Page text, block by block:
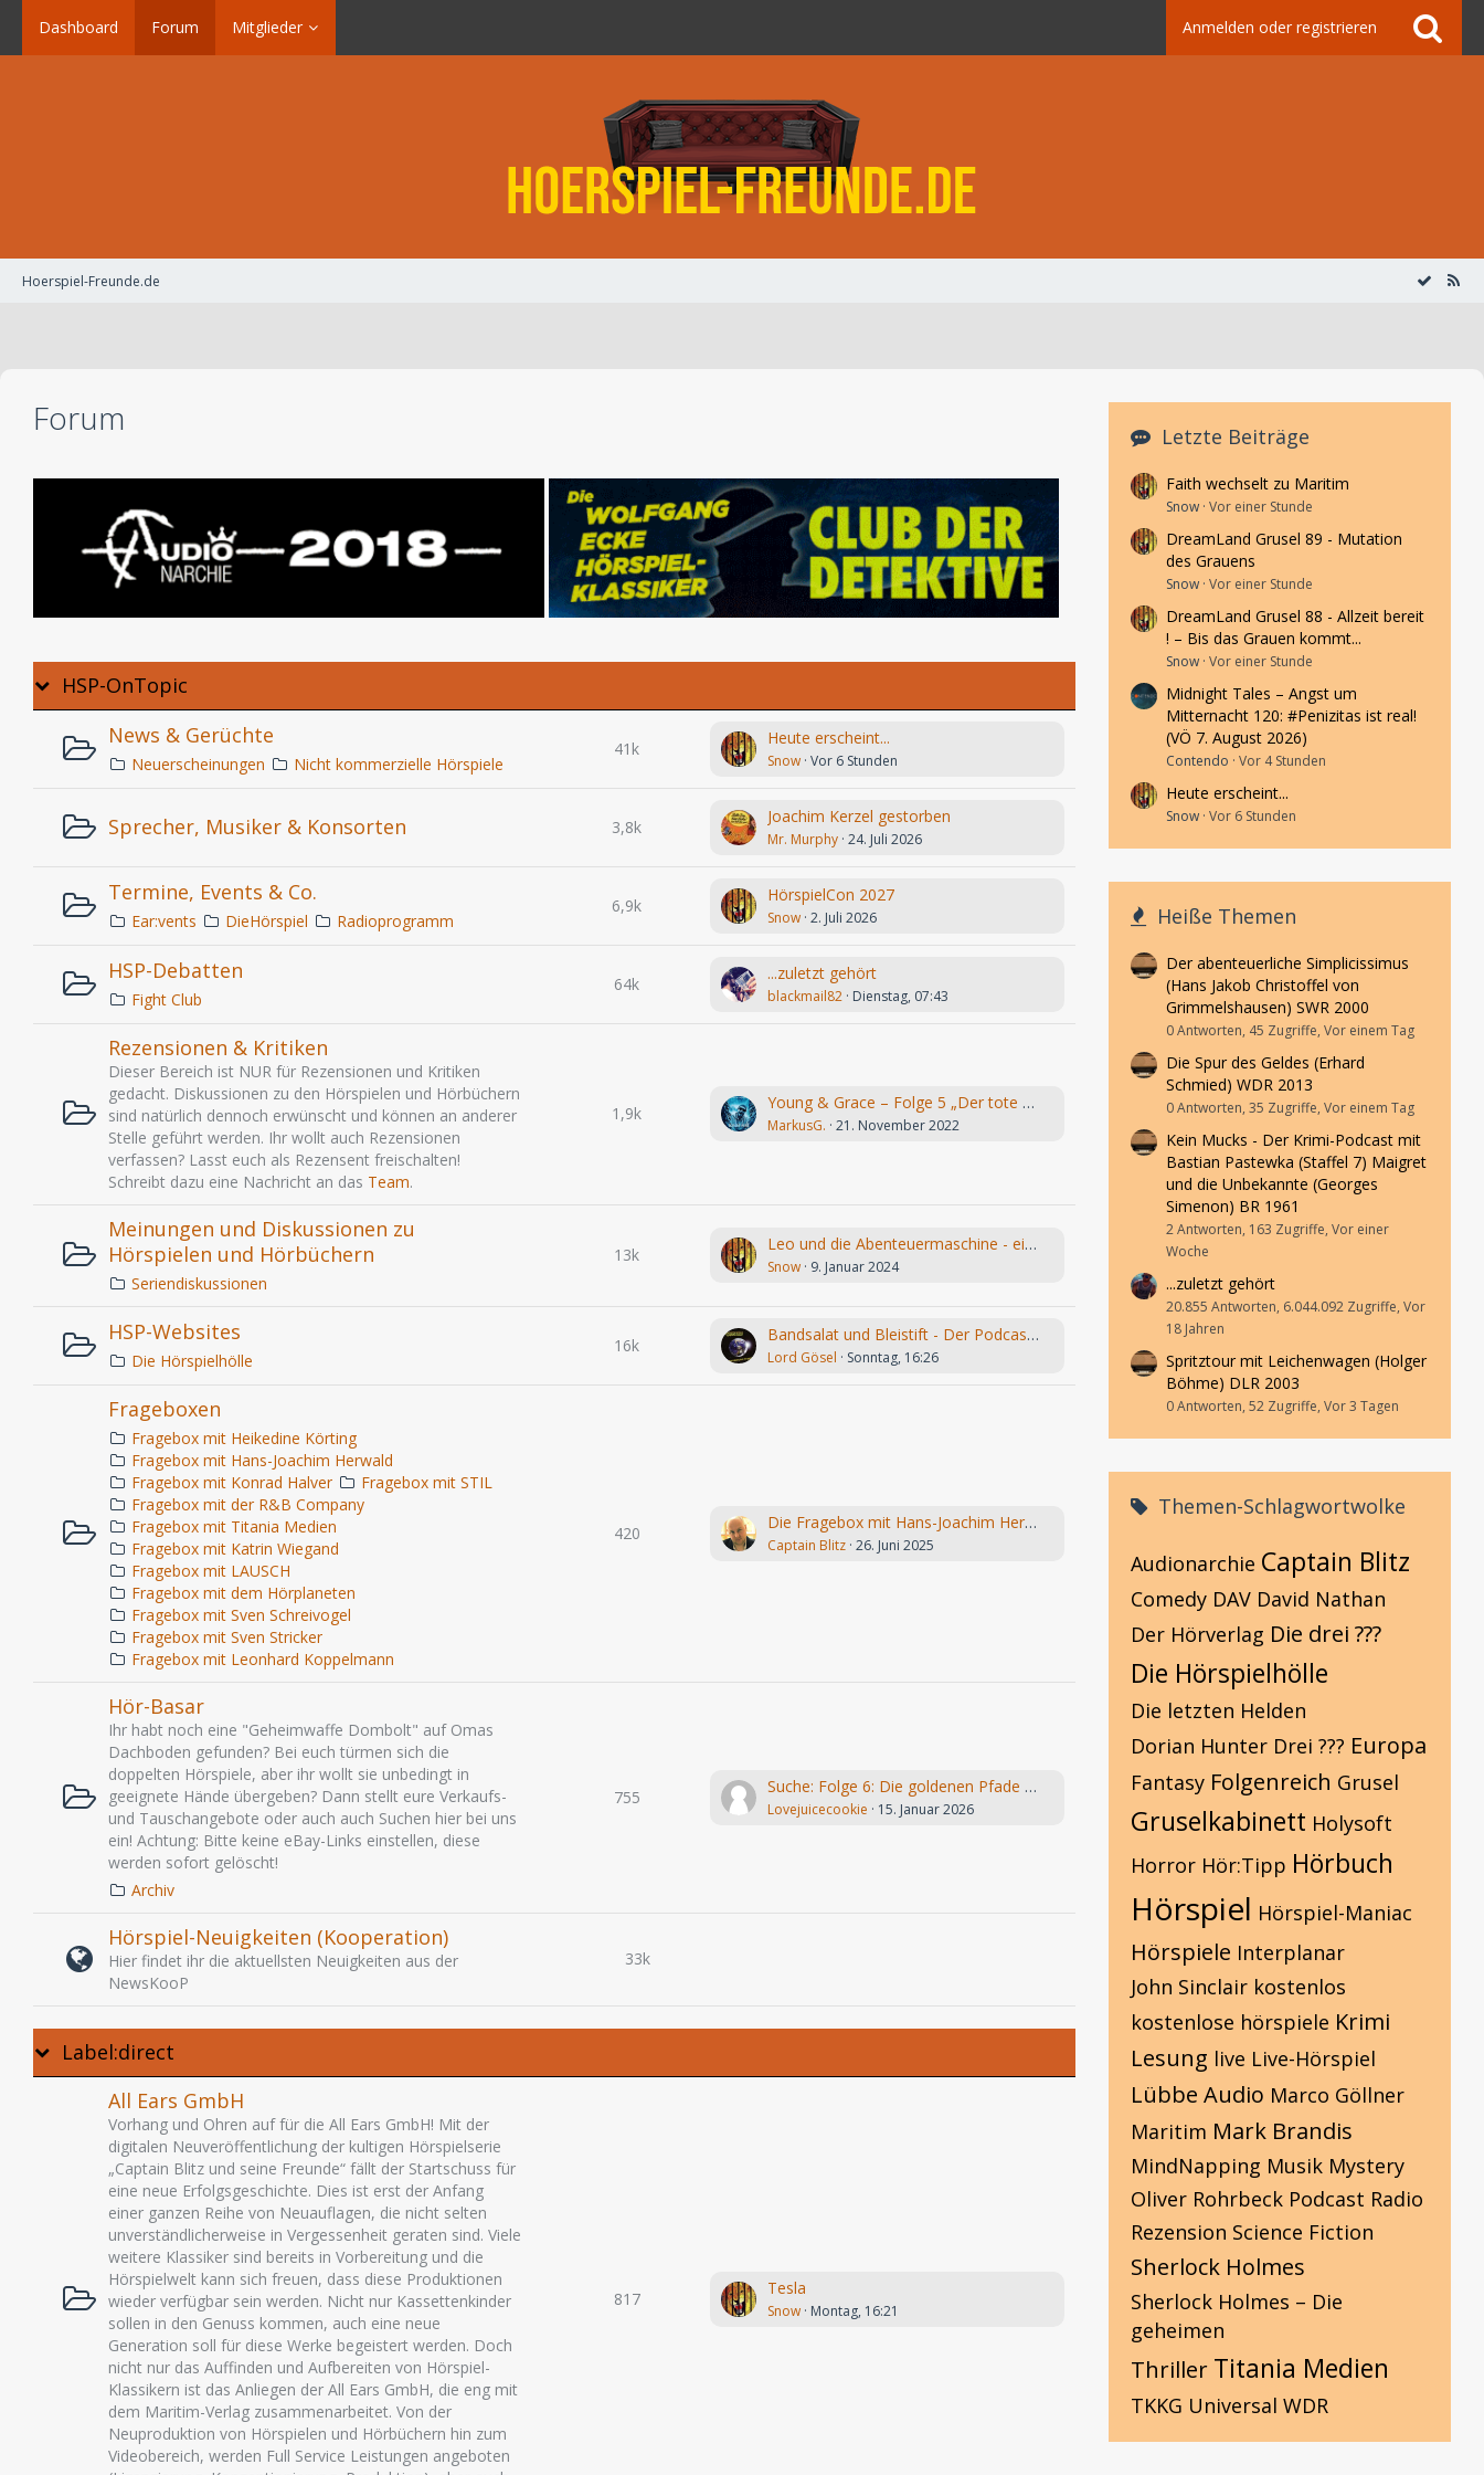
Dashboard Forum Mitglieder Anmelden oder registrieren
Hoerspiel-Freunde.de
Forum
HSP-OnTopic
News & Gerüchte
Neuerscheinungen Nicht kommerzielle Hörspiele
41k
Heute erscheint...
Snow Vor 6 Stunden
Sprecher, Musiker & Konsorten 3,8k
Joachim Kerzel gestorben
Mr. Murphy 24. Juli 2026
Termine, Events & Co.
Ear:vents DieHörspiel Radioprogramm
6,9k
HörspielCon 2027
Snow 2. Juli 2026
HSP-Debatten
Fight Club
64k
...zuletzt gehört
blackmail82 Dienstag, 07:43
Rezensionen & Kritiken
Dieser Bereich ist NUR für Rezensionen und Kritiken
gedacht. Diskussionen zu den Hörspielen und Hörbüchern
sind natürlich dennoch erwünscht und können an anderer
Stelle geführt werden. Ihr wollt auch Rezensionen
verfassen? Lasst euch als Rezensent freischalten!
Schreibt dazu eine Nachricht an das Team.
1,9k
Young & Grace – Folge 5 „Der tote Mörder“ von TOS Hörfabrik
MarkusG. 21. November 2022
Meinungen und Diskussionen zu
Hörspielen und Hörbüchern
Seriendiskussionen
13k
Leo und die Abenteuermaschine - ein Hörspiel-Desaster mit Happy End
Snow 9. Januar 2024
HSP-Websites
Die Hörspielhölle
16k
Bandsalat und Bleistift - Der Podcast für Kassetten-Kinder
Lord Gösel Sonntag, 16:26
Frageboxen
Fragebox mit Heikedine Körting
Fragebox mit Hans-Joachim Herwald
Fragebox mit Konrad Halver
Fragebox mit STIL
Fragebox mit der R&B Company
Fragebox mit Titania Medien
Fragebox mit Katrin Wiegand
Fragebox mit LAUSCH
Fragebox mit dem Hörplaneten
Fragebox mit Sven Schreivogel
Fragebox mit Sven Stricker
Fragebox mit Leonhard Koppelmann
420
Die Fragebox mit Hans-Joachim Herwald
Captain Blitz 26. Juni 2025
Hör-Basar
Ihr habt noch eine "Geheimwaffe Dombolt" auf Omas
Dachboden gefunden? Bei euch türmen sich die
doppelten Hörspiele, aber ihr wollt sie unbedingt in
geeignete Hände übergeben? Dann stellt eure Verkaufs-
und Tauschangebote oder auch auch Suchen hier bei uns
ein! Achtung: Bitte keine eBay-Links einstellen, diese
werden sofort gelöscht!
Archiv
755
Suche: Folge 6: Die goldenen Pfade vom "Die Elfen" Hörspiel von Bernhard Hennen
Lovejuicecookie 15. Januar 2026
Hörspiel-Neuigkeiten (Kooperation)
Hier findet ihr die aktuellsten Neuigkeiten aus der
NewsKooP
33k
Label:direct
All Ears GmbH
Vorhang und Ohren auf für die All Ears GmbH! Mit der
digitalen Neuveröffentlichung der kultigen Hörspielserie
„Captain Blitz und seine Freunde“ fällt der Startschuss für
eine neue Erfolgsgeschichte. Dies ist erst der Anfang
einer ganzen Reihe von Neuauflagen, die nicht selten
unverständlicherweise in Vergessenheit geraten sind. Viele
weitere Klassiker sind bereits in Vorbereitung und die
Hörspielwelt kann sich freuen, dass diese Produktionen
wieder verfügbar sein werden. Nicht nur Kassettenkinder
sollen in den Genuss kommen, auch eine neue
Generation soll für diese Werke begeistert werden. Doch
nicht nur das Auffinden und Aufbereiten von Hörspiel-
Klassikern ist das Anliegen der All Ears GmbH, die eng mit
dem Maritim-Verlag zusammenarbeitet. Von der
Neuproduktion von Hörspielen und Hörbüchern hin zum
Videobereich, werden Full Service Leistungen angeboten
817
Tesla
Snow Montag, 16:21
Letzte Beiträge
Faith wechselt zu Maritim
Snow Vor einer Stunde
DreamLand Grusel 89 - Mutation
des Grauens
Snow Vor einer Stunde
DreamLand Grusel 88 - Allzeit bereit
! – Bis das Grauen kommt...
Snow Vor einer Stunde
Midnight Tales – Angst um
Mitternacht 120: #Penizitas ist real!
(VÖ 7. August 2026)
Contendo Vor 4 Stunden
Heute erscheint...
Snow Vor 6 Stunden
Heiße Themen
Der abenteuerliche Simplicissimus
(Hans Jakob Christoffel von
Grimmelshausen) SWR 2000
0 Antworten, 45 Zugriffe, Vor einem Tag
Die Spur des Geldes (Erhard
Schmied) WDR 2013
0 Antworten, 35 Zugriffe, Vor einem Tag
Kein Mucks - Der Krimi-Podcast mit
Bastian Pastewka (Staffel 7) Maigret
und die Unbekannte (Georges
Simenon) BR 1961
2 Antworten, 163 Zugriffe, Vor einer
Woche
...zuletzt gehört
20.855 Antworten, 6.044.092 Zugriffe, Vor
18 Jahren
Spritztour mit Leichenwagen (Holger
Böhme) DLR 2003
0 Antworten, 52 Zugriffe, Vor 3 Tagen
Themen-Schlagwortwolke
Audionarchie Captain Blitz
Comedy DAV David Nathan
Der Hörverlag Die drei ???
Die Hörspielhölle
Die letzten Helden
Dorian Hunter Drei ??? Europa
Fantasy Folgenreich Grusel
Gruselkabinett Holysoft
Horror Hör:Tipp Hörbuch
Hörspiel Hörspiel-Maniac
Hörspiele Interplanar
John Sinclair kostenlos
kostenlose hörspiele Krimi
Lesung live Live-Hörspiel
Lübbe Audio Marco Göllner
Maritim Mark Brandis
MindNapping Musik Mystery
Oliver Rohrbeck Podcast Radio
Rezension Science Fiction
Sherlock Holmes
Sherlock Holmes – Die
geheimen
Thriller Titania Medien
TKKG Universal WDR